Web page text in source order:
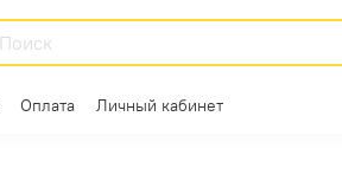
Оплата Личный кабинет